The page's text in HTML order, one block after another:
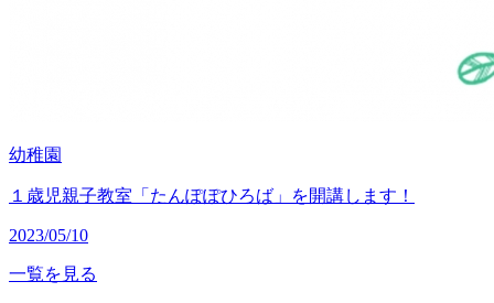
幼稚園
１歳児親子教室「たんぽぽひろば」を開講します！
2023/05/10
一覧を見る